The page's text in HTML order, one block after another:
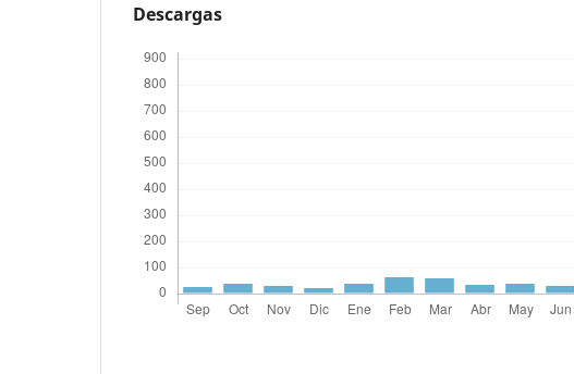
Descargas